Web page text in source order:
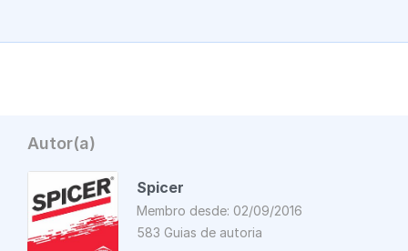
Autor(a)
Spicer
Membro desde: 02/09/2016
583 Guias de autoria